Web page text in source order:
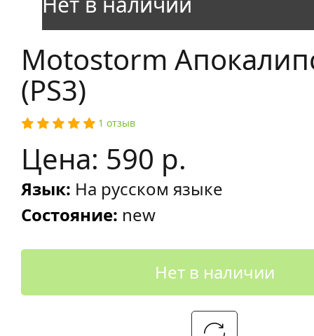
Motostorm
(PS3)
1 отзыв
Цена: 590 р.
Язык: На русском языке
Состояние: new
Нет в наличии